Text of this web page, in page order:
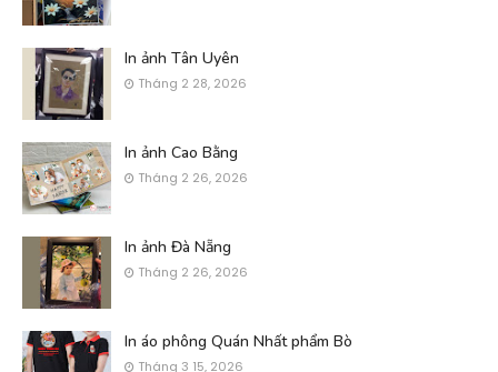
In ảnh Tân Uyên
Tháng 2 28, 2026
In ảnh Cao Bằng
Tháng 2 26, 2026
In ảnh Đà Nẵng
Tháng 2 26, 2026
In áo phông Quán Nhất phẩm Bò
Tháng 3 15, 2026